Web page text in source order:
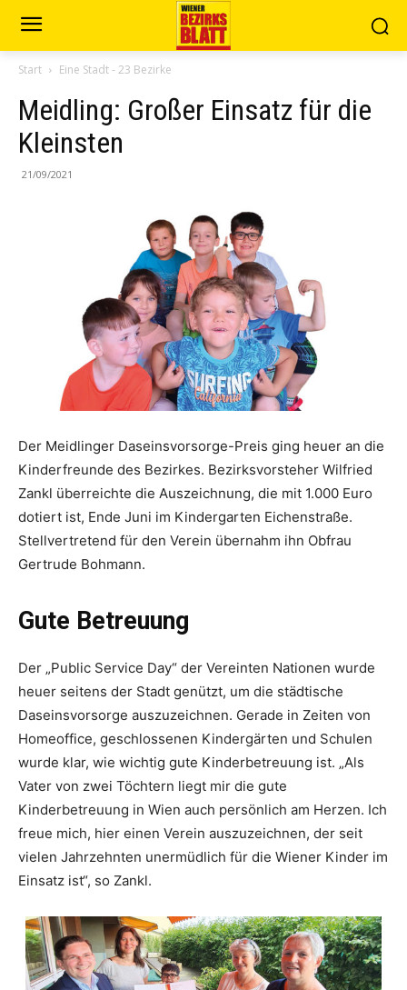
Start Eine Stadt - 23 Bezirke
Meidling: Großer Einsatz für die
Kleinsten
21/09/2021
Der Meidlinger Daseinsvorsorge-Preis ging heuer an die
Kinderfreunde des Bezirkes. Bezirksvor­steher Wilfried
Zankl überreichte die Auszeichnung, die mit 1.000 Euro
dotiert ist, Ende Juni im Kindergarten Eichenstraße.
Stellvertretend für den Verein übernahm ihn Obfrau
Gertrude Bohmann.
Gute Betreuung
Der „Public Service Day“ der Vereinten Nationen wurde
heuer seitens der Stadt ­genützt, um die städtische
Daseinsvorsorge auszuzeichnen. Gerade in Zeiten von
Homeoffice, geschlossenen Kindergärten und Schulen
wurde klar, wie wichtig gute Kinderbetreuung ist. „Als
Vater von zwei Töchtern liegt mir die gute
Kinderbetreuung in Wien auch persönlich am Herzen. Ich
freue mich, hier einen Verein auszuzeichnen, der seit
vielen Jahrzehnten unermüdlich für die Wiener Kinder im
Einsatz ist“, so Zankl.